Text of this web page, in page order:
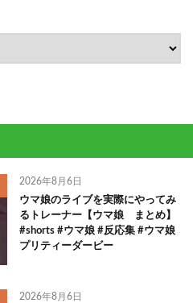
2026年8月6日
ウマ娘のライブを実際にやってみ
るトレーナー【ウマ娘 まとめ】
#shorts #ウマ娘 #反応集 #ウマ娘
プリティーダービー
2026年8月6日